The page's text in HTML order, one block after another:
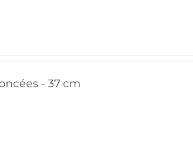
- 37 cm